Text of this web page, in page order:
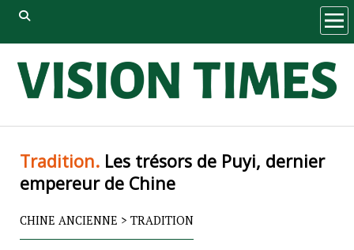
Tradition.Les trésors de Puyi, dernier
empereur de Chine
CHINE ANCIENNE > TRADITION